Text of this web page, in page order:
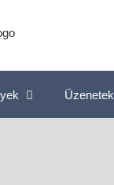
Üzenetek